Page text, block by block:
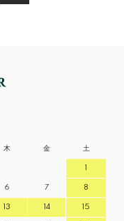
木 金 土
1
6 7 8
13 14 15